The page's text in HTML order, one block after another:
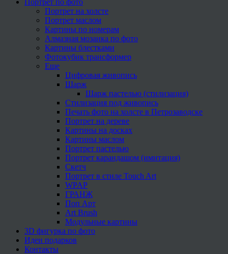
Портрет на холсте
Портрет маслом
Картины по номерам
Алмазная мозаика по фото
Картины блестками
Фотокубик трансформер
Еще
Цифровая живопись
Шарж
Шарж пастелью (стилизация)
Стилизация под живопись
Печать фото на холсте в Петрозаводске
Портрет на дереве
Картины на досках
Картины маслом
Портрет пастелью
Портрет карандашом (имитация)
Скетч
Портрет в стиле Touch Art
WPAP
ГРАНЖ
Поп Арт
Art Brush
Модульные картины
3D фигурка по фото
Идеи подарков
Контакты